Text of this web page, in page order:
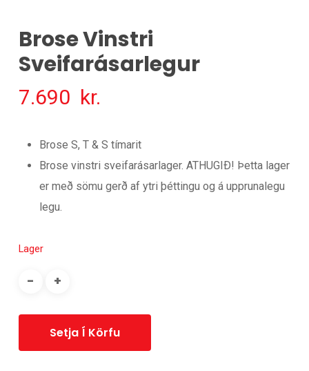
Brose Vinstri
Sveifarásarlegur
7.690 kr.
Brose S, T & S tímarit
Brose vinstri sveifarásarlager. ATHUGIÐ! Þetta lager
er með sömu gerð af ytri þéttingu og á upprunalegu
legu.
Lager
Setja Í Körfu